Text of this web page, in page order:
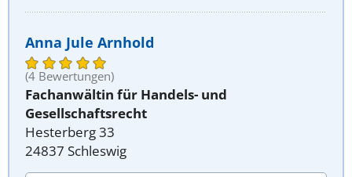
Anna Jule Arnhold
(4 Bewertungen)
Fachanwältin für Handels- und
Gesellschaftsrecht
Hesterberg 33
24837 Schleswig